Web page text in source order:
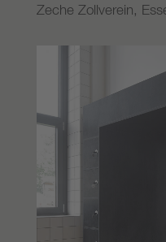
Zeche Zollverein,